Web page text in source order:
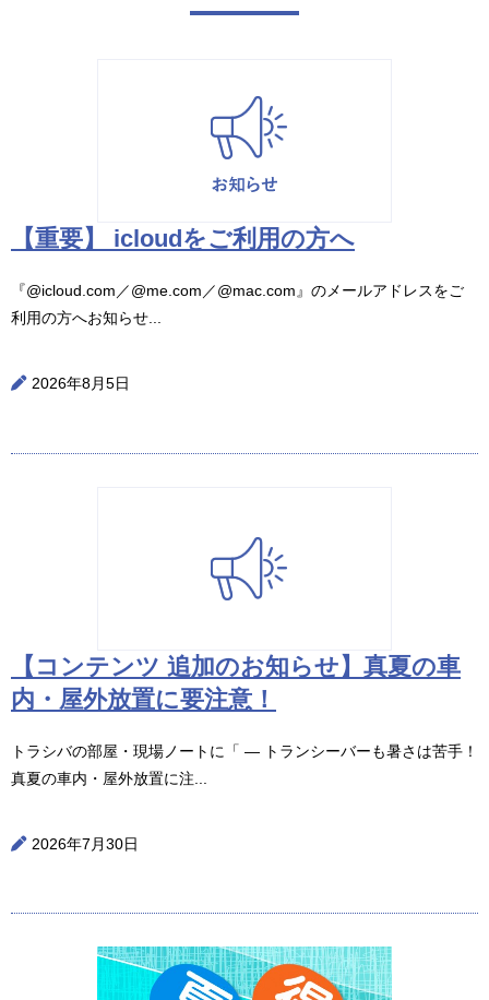
【重要】 icloudをご利用の方へ
『@icloud.com／@me.com／@mac.com』のメールアドレスをご
利用の方へお知らせ...
2026年8月5日
【コンテンツ 追加のお知らせ】真夏の車
内・屋外放置に要注意！
トラシバの部屋・現場ノートに「 ― トランシーバーも暑さは苦手！
真夏の車内・屋外放置に注...
2026年7月30日